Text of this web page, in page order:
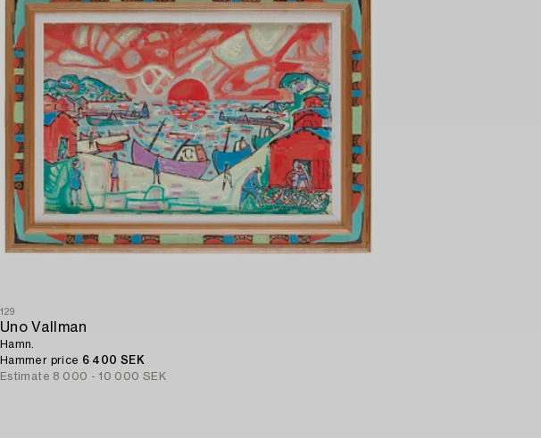
129
Uno Vallman
Hamn.
Hammer price 6 400 SEK
Estimate 8 000 - 10 000 SEK